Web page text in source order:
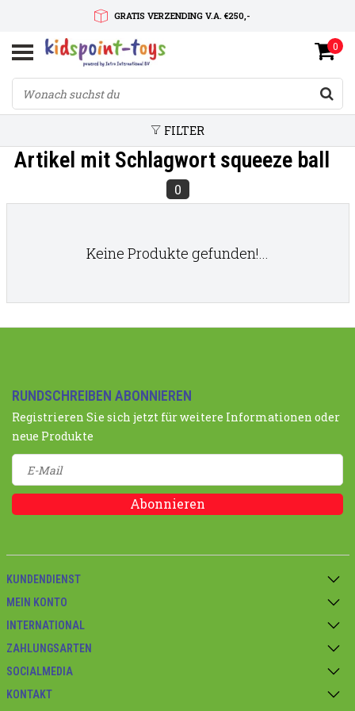
GRATIS VERZENDING V.A. €250,-
SNELLE LEVERTIJD
SERVICE OP MAAT
0
FILTER
Artikel mit Schlagwort squeeze ball
0
Keine Produkte gefunden!...
RUNDSCHREIBEN ABONNIEREN
Registrieren Sie sich jetzt für weitere Informationen oder
neue Produkte
Abonnieren
KUNDENDIENST
MEIN KONTO
INTERNATIONAL
ZAHLUNGSARTEN
SOCIALMEDIA
KONTAKT